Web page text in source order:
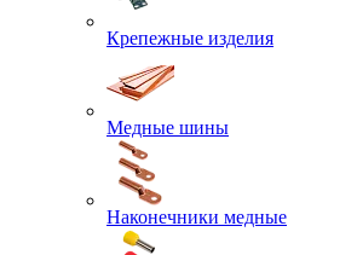
Крепежные изделия
Медные шины
Наконечники медные